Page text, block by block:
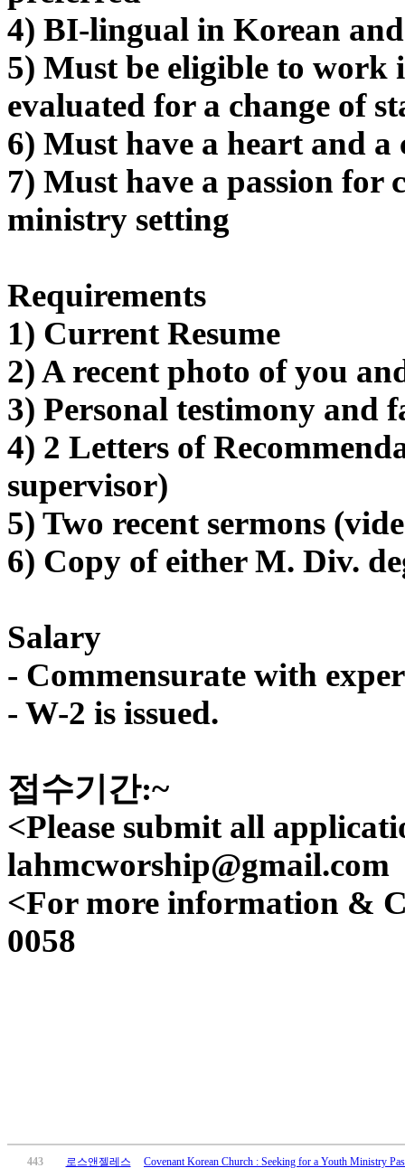
무
료
만
남
어
플
시
알
리
스
후
기
가
기
부
진
약
비
아
탑-
시
알
리
스
구
입
돔
클
럽
시
간
료
팅
럽
DOMCLUB.top
유
머
판
북
끼
최
신
4) BI-lingual in Korean
5) Must be eligible to work
evaluated for a change of
6) Must have a heart and
7) Must have a passion
ministry setting
Requirements
1) Current Resume
2) A recent photo of you
3) Personal testimony and
4) 2 Letters of
supervisor)
5) Two recent sermons
6) Copy of either M. Div.
Salary
- Commensurate with
- W-2 is issued.
접수기간:~
<Please submit all
lahmcworship@gmail.com
<For more information &
0058
443 로스앤젤레스 Covenant Korean Church : Seeking for a Youth Ministry